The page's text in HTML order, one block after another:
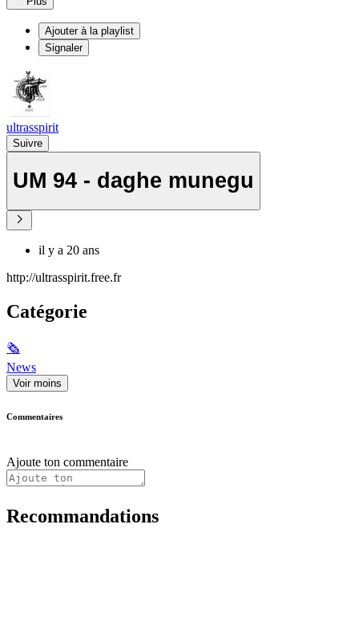
Ajouter à la playlist
Signaler
ultrasspirit
Suivre
UM 94 - daghe munegu
il y a 20 ans
http://ultrasspirit.free.fr
Catégorie
🗞
News
Voir moins
Commentaires
Ajoute ton commentaire
Recommandations